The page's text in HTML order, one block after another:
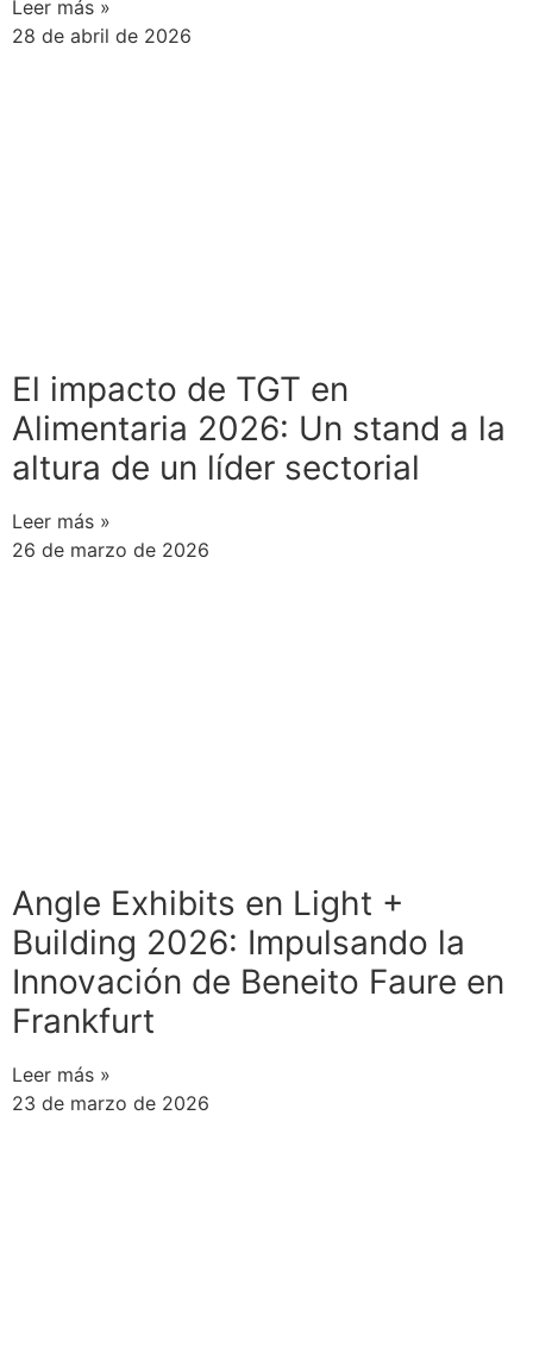
Leer más »
28 de abril de 2026
El impacto de TGT en
Alimentaria 2026: Un stand a la
altura de un líder sectorial
Leer más »
26 de marzo de 2026
Angle Exhibits en Light +
Building 2026: Impulsando la
Innovación de Beneito Faure en
Frankfurt
Leer más »
23 de marzo de 2026